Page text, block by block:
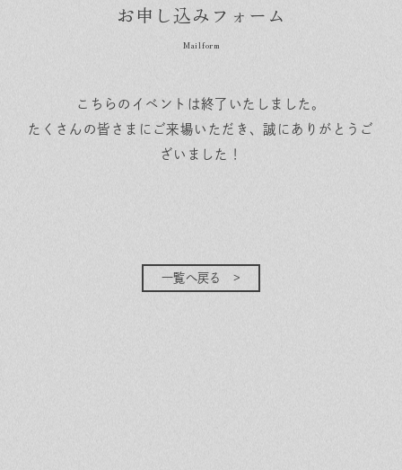
お申し込みフォーム
こちらのイベントは終了いたしました。
たくさんの皆さまにご来場いただき、誠にありがとうご
ざいました！
一覧へ戻る